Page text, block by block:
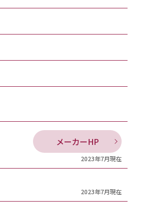
メーカーHP
2023年7月現在
2023年7月現在